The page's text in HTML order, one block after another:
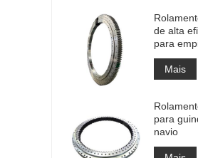
de alta
para
Mais
para
navio